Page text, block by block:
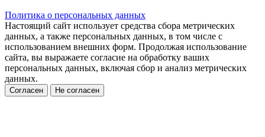
Политика о персональных данных
Настоящий сайт использует средства сбора метрических
данных, а также персональных данных, в том числе с
использованием внешних форм. Продолжая использование
сайта, вы выражаете согласие на обработку ваших
персональных данных, включая сбор и анализ метрических
данных.
Согласен Не согласен